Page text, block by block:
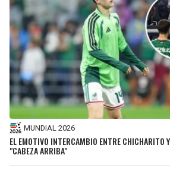
MUNDIAL 2026
EL EMOTIVO INTERCAMBIO ENTRE CHICHARITO
"CABEZA ARRIBA"